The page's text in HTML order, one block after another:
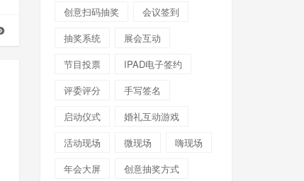
创意扫码抽奖
会议签到
抽奖系统
展会互动
节目投票
IPAD电子签约
评委评分
手写签名
启动仪式
婚礼互动游戏
活动现场
微现场
嗨现场
年会大屏
创意抽奖方式